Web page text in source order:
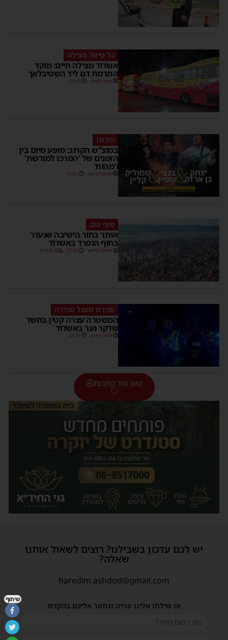
כל טיפה מצילה
אשדוד מצילה חיים: מוקד
התרמת דם ליד השטיבלאך
משה קאהן 11:05
היכונו
במוצ”ש הקרוב: מופע סיום בין
הזמנים של 'המרכז למורשת'
ו'מהות'
מנחם דויטש 11:01
סוף טוב
אותר בחור הישיבה שנעדר
בחוף הנפרד באשדוד
מנחם דויטש 22:08 3 תגובות
סגירת מעגל מהירה
המשטרה עצרה קטין בחשד
שדקר נער באשדוד
משה קאהן 21:59
טען עוד כתבות
יש לכם עדכון בשבילנו? רוצים לשאול אותנו
שאלה?
haredim.ashdod@gmail.com
או שילחו אלינו פנייה ונחזור אליכם בהקדם
שיתוף